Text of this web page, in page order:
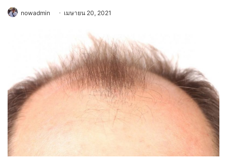
nowadmin เมษายน 20, 2021